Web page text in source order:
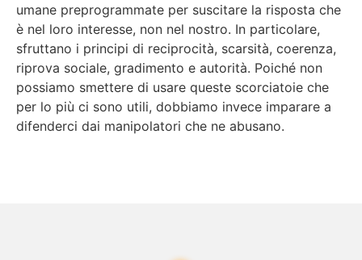
umane preprogrammate per suscitare la risposta che
è nel loro interesse, non nel nostro. In particolare,
sfruttano i principi di reciprocità, scarsità, coerenza,
riprova sociale, gradimento e autorità. Poiché non
possiamo smettere di usare queste scorciatoie che
per lo più ci sono utili, dobbiamo invece imparare a
difenderci dai manipolatori che ne abusano.